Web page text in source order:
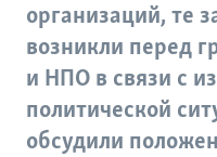
организаций, те
возникли перед
и НПО в связи с
политической
обсудили